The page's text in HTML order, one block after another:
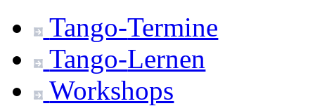
Tango-Termine
Tango-Lernen
Workshops